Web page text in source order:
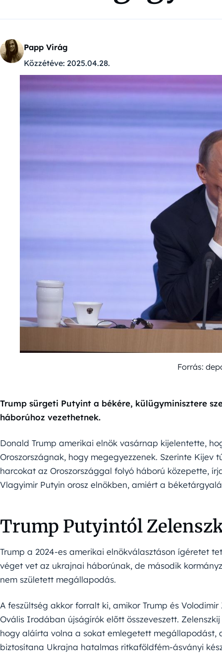
Papp Virág
Közzétéve: 2025.04.28.
Forrás:
Trump sürgeti Putyint a békére, külügyminisztere
háborúhoz vezethetnek.
Donald Trump amerikai elnök vasárnap kijelentette,
Oroszországnak, hogy megegyezzenek. Szerinte Kijev
harcokat az Oroszországgal folyó háború közepette,
Vlagyimir Putyin orosz elnökben, amiért a
Trump Putyintól
Trump a 2024-es amerikai elnökválasztáson ígéretet
véget vet az ukrajnai háborúnak, de második
nem született megállapodás.
A feszültség akkor forralt ki, amikor Trump és
Ovális Irodában újságírók előtt összeveszett.
hogy aláírta volna a sokat emlegetett megállapodást,
biztosítana Ukrajna hatalmas ritkaföldfém-ásványi